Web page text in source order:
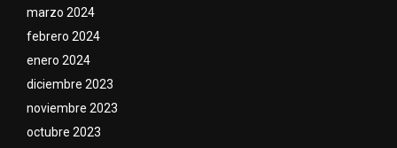
marzo 2024
febrero 2024
enero 2024
diciembre 2023
noviembre 2023
octubre 2023